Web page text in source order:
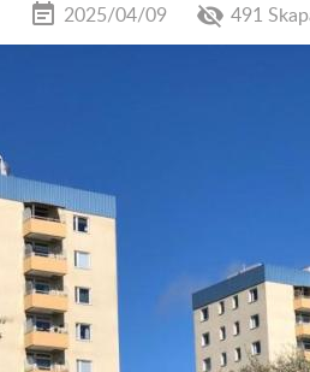
2025/04/09 491